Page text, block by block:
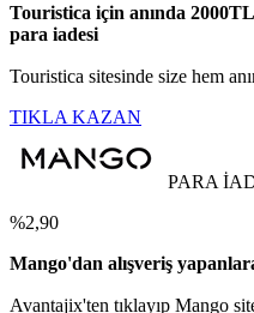
Touristica için anında
para iadesi
Touristica sitesinde size hem
TIKLA KAZAN
PARA
%2,90
Mango'dan alışveriş
Avantajix'ten tıklayıp Mango